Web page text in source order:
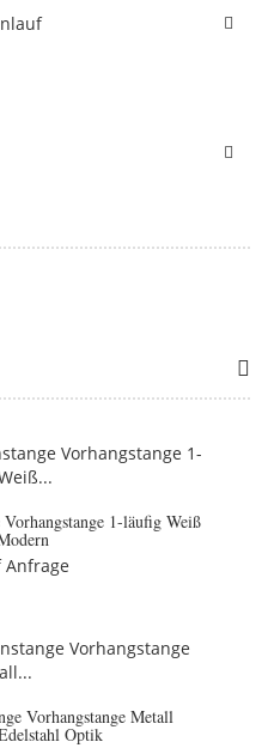
1-läufig Weiß
Anfrage
Vorhangstange Metall
Optik